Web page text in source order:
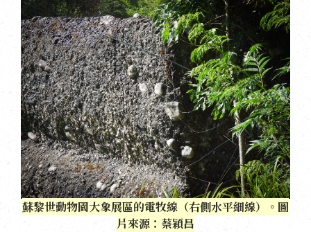
蘇黎世動物園大象展區的電牧線（右側水平細線）。圖
片來源：蔡穎昌